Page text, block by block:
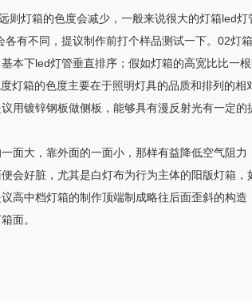
灯箱的色度会减少，一般来说很大的灯箱led
有不同，提议制作前打个样品测试一下。02灯
本下led灯管垂直排序；假如灯箱的高宽比比一
箱的色度主要在于照明灯具的品质和排列的
用镀锌钢板做侧板，能够具有漫反射光有一定
面大，靠外面的一面小，那样有益降低空气阻
好脏，尤其是白灯布为行为主体的阳版灯箱，
高中档灯箱的制作顶端制成略往后面歪斜的构
面。